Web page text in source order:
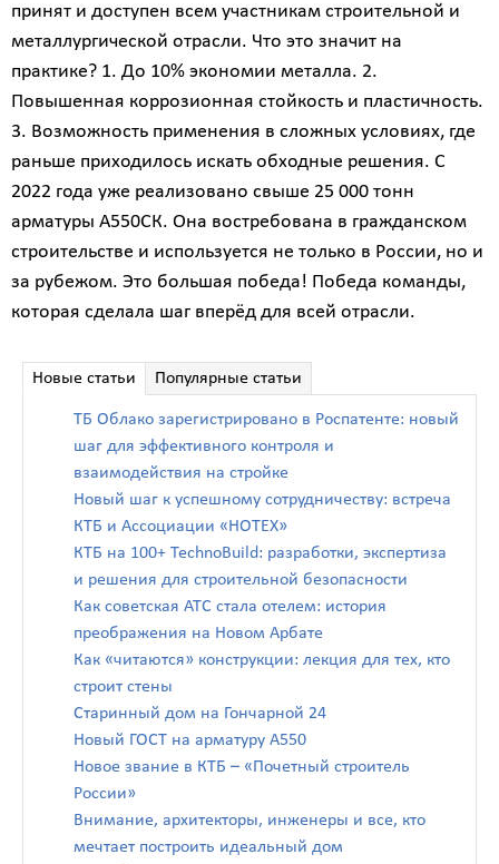
принят и доступен всем участникам строительной и
металлургической отрасли. Что это значит на
практике? 1. До 10% экономии металла. 2.
Повышенная коррозионная стойкость и пластичность.
3. Возможность применения в сложных условиях, где
раньше приходилось искать обходные решения. С
2022 года уже реализовано свыше 25 000 тонн
арматуры А550СК. Она востребована в гражданском
строительстве и используется не только в России, но и
за рубежом. Это большая победа! Победа команды,
которая сделала шаг вперёд для всей отрасли.
Новые статьи Популярные статьи
ТБ Облако зарегистрировано в Роспатенте: новый
шаг для эффективного контроля и
взаимодействия на стройке
Новый шаг к успешному сотрудничеству: встреча
КТБ и Ассоциации «НОТЕХ»
КТБ на 100+ TechnoBuild: разработки, экспертиза
и решения для строительной безопасности
Как советская АТС стала отелем: история
преображения на Новом Арбате
Как «читаются» конструкции: лекция для тех, кто
строит стены
Старинный дом на Гончарной 24
Новый ГОСТ на арматуру А550
Новое звание в КТБ – «Почетный строитель
России»
Внимание, архитекторы, инженеры и все, кто
мечтает построить идеальный дом